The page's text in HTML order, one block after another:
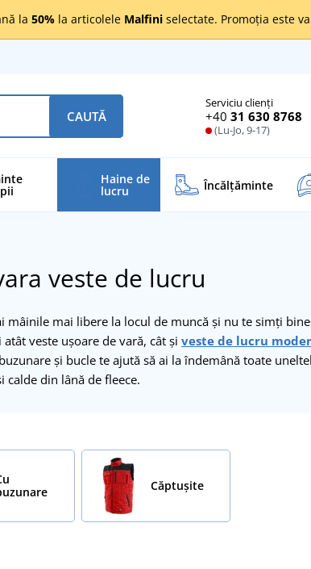
la 50% la articolele Malfini selectate. Promoția este
Serviciu clienți
+40 31 630 8768
(Lu-Jo, 9-17)
CAUTĂ
Haine de
lucru Încălţăminte
veste de lucru
mâinile mai libere la locul de muncă și nu te simți bine
atât veste ușoare de vară, cât și veste de lucru
și bucle te ajută să ai la îndemână toate
calde din lână de fleece.
Căptușite